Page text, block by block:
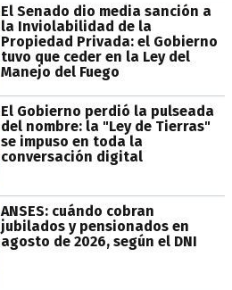
El Senado dio media sanción a
la Inviolabilidad de la
Propiedad Privada: el Gobierno
tuvo que ceder en la Ley del
Manejo del Fuego
El Gobierno perdió la pulseada
del nombre: la "Ley de Tierras"
se impuso en toda la
conversación digital
ANSES: cuándo cobran
jubilados y pensionados en
agosto de 2026, según el DNI